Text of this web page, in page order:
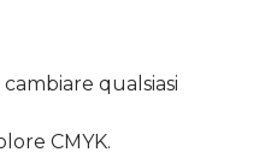
qualsiasi
CMYK.